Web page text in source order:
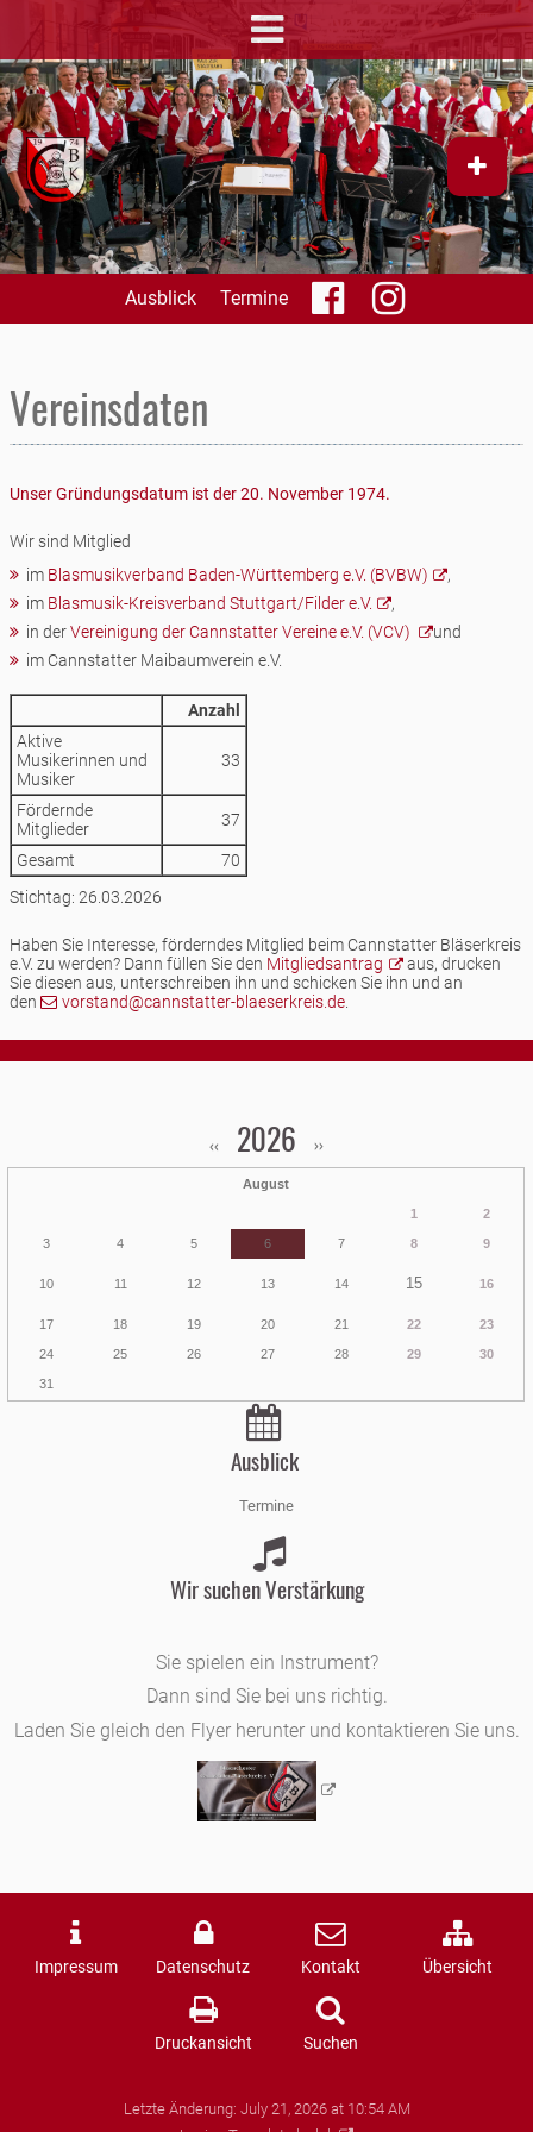
Ausblick Termine
Vereinsdaten
Unser Gründungsdatum ist der 20. November 1974.
Wir sind Mitglied
im Blasmusikverband Baden-Württemberg e.V. (BVBW)
,
im Blasmusik-Kreisverband Stuttgart/Filder e.V.
,
in derVereinigung der Cannstatter Vereine e.V. (VCV)
und
im Cannstatter Maibaumverein e.V.
Anzahl
Aktive
Musikerinnen und
Musiker
33
Fördernde
Mitglieder
37
Gesamt
70
Stichtag: 26.03.2026
Haben Sie Interesse, förderndes Mitglied beim Cannstatter Bläserkreis
e.V. zu werden? Dann füllen Sie den Mitgliedsantrag
aus, drucken
Sie diesen aus, unterschreiben ihn und schicken Sie ihn und an
den
vorstand@cannstatter-blaeserkreis.de
‹‹ 2026 ››
August
1 2
3 4 5 6 7 8 9
10 11 12 13 14 15 16
17 18 19 20 21 22 23
24 25 26 27 28 29 30
31
Ausblick
Termine
Wir suchen Verstärkung
Sie spielen ein Instrument?
Dann sind Sie bei uns richtig.
Laden Sie gleich den Flyer herunter und kontaktieren Sie uns.
Impressum Datenschutz Kontakt Übersicht
Druckansicht Suchen
Letzte Änderung: July 21, 2026 at 10:54 AM